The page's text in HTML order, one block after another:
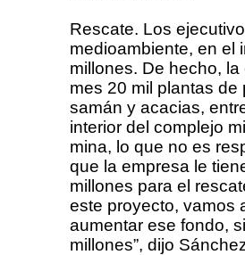
Rescate. Los
medioambiente, en el
millones. De hecho,
mes 20 mil plantas
samán y acacias,
interior del complejo
mina, lo que no es
que la empresa le
millones para el
este proyecto, vamos
aumentar ese fondo,
millones”, dijo